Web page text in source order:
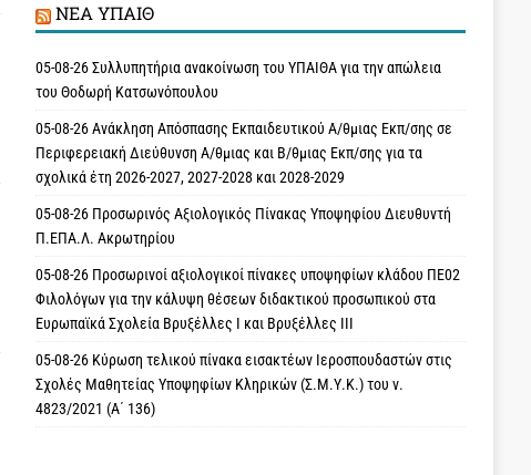
ΝΈΑ ΥΠAΙΘ
05-08-26 Συλλυπητήρια ανακοίνωση του ΥΠΑΙΘΑ για την απώλεια
του Θοδωρή Κατσωνόπουλου
05-08-26 Ανάκληση Απόσπασης Εκπαιδευτικού Α/θμιας Εκπ/σης σε
Περιφερειακή Διεύθυνση Α/θμιας και Β/θμιας Εκπ/σης για τα
σχολικά έτη 2026-2027, 2027-2028 και 2028-2029
05-08-26 Προσωρινός Αξιολογικός Πίνακας Υποψηφίου Διευθυντή
Π.ΕΠΑ.Λ. Ακρωτηρίου
05-08-26 Προσωρινοί αξιολογικοί πίνακες υποψηφίων κλάδου ΠΕ02
Φιλολόγων για την κάλυψη θέσεων διδακτικού προσωπικού στα
Ευρωπαϊκά Σχολεία Βρυξέλλες Ι και Βρυξέλλες ΙΙΙ
05-08-26 Κύρωση τελικού πίνακα εισακτέων Ιεροσπουδαστών στις
Σχολές Μαθητείας Υποψηφίων Κληρικών (Σ.Μ.Υ.Κ.) του ν.
4823/2021 (Α΄ 136)